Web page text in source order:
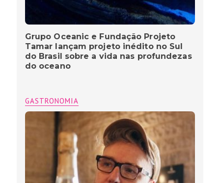
Grupo Oceanic e Fundação Projeto
Tamar lançam projeto inédito no Sul
do Brasil sobre a vida nas profundezas
do oceano
GASTRONOMIA